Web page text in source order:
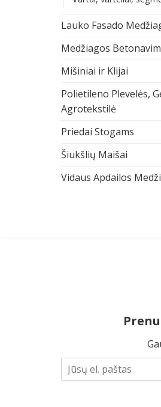
Lauko Fasado
Medžiagos
Mišiniai ir Klijai
Polietileno Plevelės,
Agrotekstilė
Priedai Stogams
Šiukšlių Maišai
Vidaus Apdailos